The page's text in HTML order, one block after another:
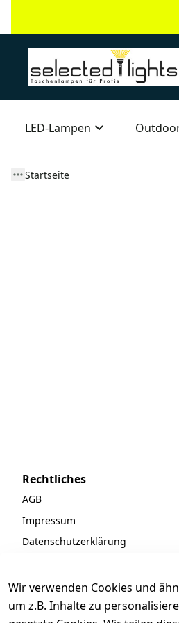
LED-Lampen
Startseite
Wir verwenden Cookies und
um z.B. Inhalte zu
Rechtliches
AGB
Impressum
Datenschutzerklärung